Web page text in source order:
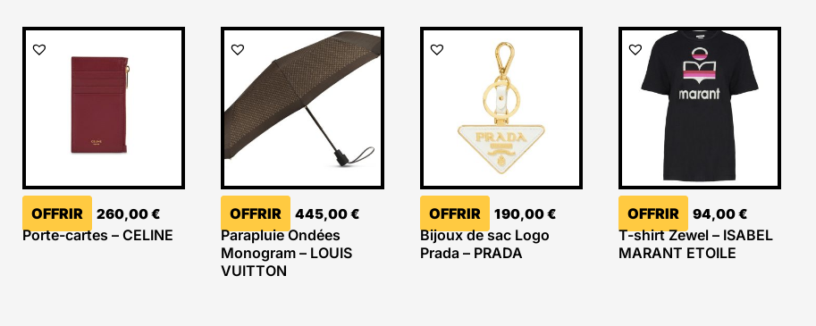
OFFRIR 260,00€
Porte-cartes – CELINE
OFFRIR 445,00€
Parapluie Ondées
Monogram – LOUIS
VUITTON
OFFRIR 190,00€
Bijoux de sac Logo
Prada – PRADA
OFFRIR 94,00€
T-shirt Zewel – ISABEL
MARANT ETOILE